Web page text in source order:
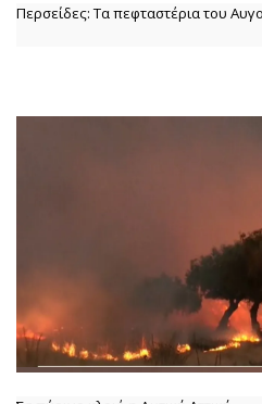
Περσείδες: Τα πεφταστέρια του